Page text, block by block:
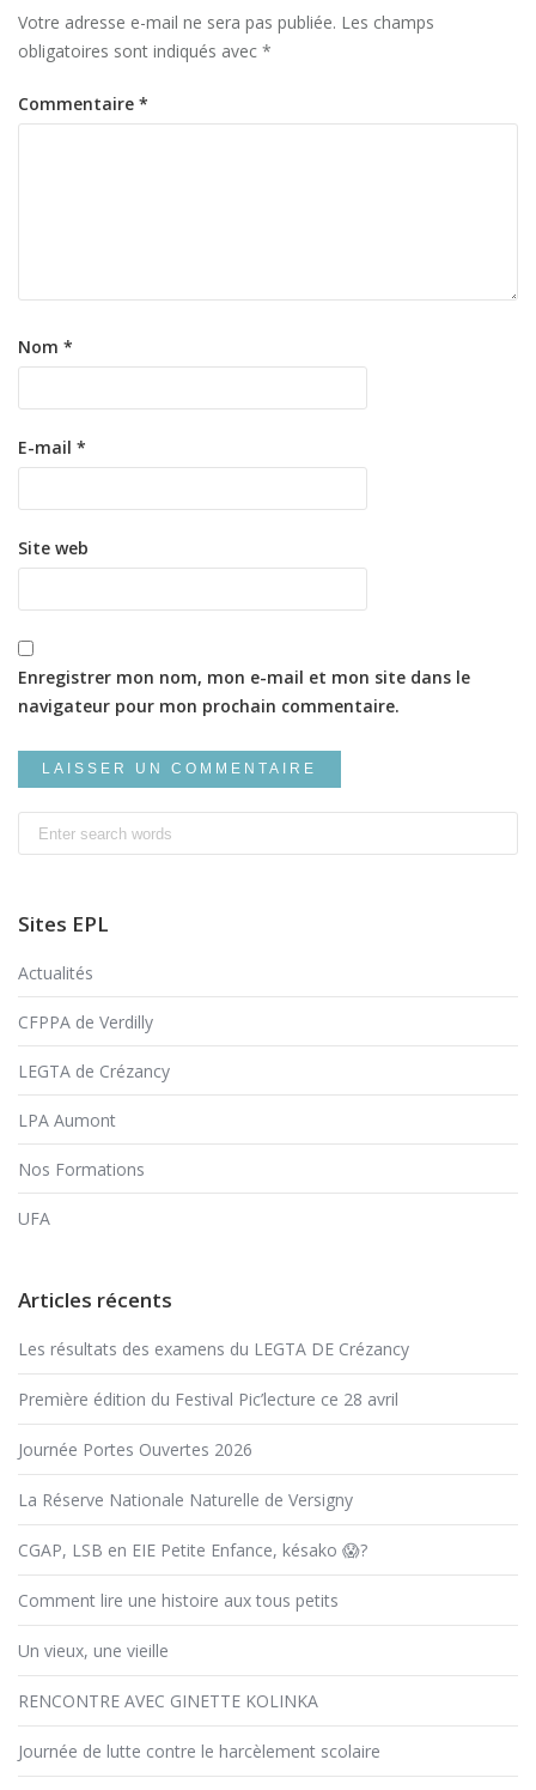
Votre adresse e-mail ne sera pas publiée. Les champs
obligatoires sont indiqués avec *
Commentaire *
Nom *
E-mail *
Site web
Enregistrer mon nom, mon e-mail et mon site dans le
navigateur pour mon prochain commentaire.
Search
for:
Sites EPL
Actualités
CFPPA de Verdilly
LEGTA de Crézancy
LPA Aumont
Nos Formations
UFA
Articles récents
Les résultats des examens du LEGTA DE Crézancy
Première édition du Festival Pic’lecture ce 28 avril
Journée Portes Ouvertes 2026
La Réserve Nationale Naturelle de Versigny
CGAP, LSB en EIE Petite Enfance, késako 😱?
Comment lire une histoire aux tous petits
Un vieux, une vieille
RENCONTRE AVEC GINETTE KOLINKA
Journée de lutte contre le harcèlement scolaire